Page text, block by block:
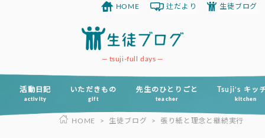
ツ
tsuji-full days
活動日記
activity
いただきもの
gift
先生のひとりごと
teacher
Tsuji’s キッ
kitchen
HOME 辻だより 生徒ブログ
HOME > 生徒ブログ > 張り紙と理念と継続実行